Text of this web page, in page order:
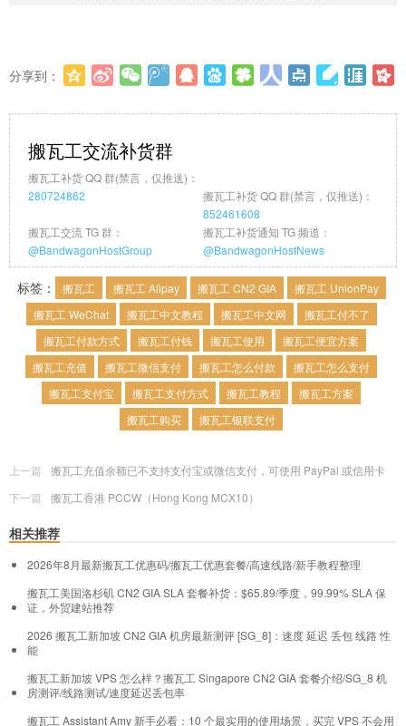
分享到：
搬瓦工交流补货群
搬瓦工补货 QQ 群(禁言，仅推送)：
280724862
搬瓦工补货 QQ 群(禁言，仅推送)：
852461608
搬瓦工交流 TG 群：
@BandwagonHostGroup
搬瓦工补货通知 TG 频道：
@BandwagonHostNews
标签： 搬瓦工 搬瓦工 Alipay 搬瓦工 CN2 GIA
搬瓦工 UnionPay
搬瓦工 WeChat
搬瓦工中文教程 搬瓦工中文网
搬瓦工付不了
搬瓦工付款方式
搬瓦工付钱 搬瓦工使用
搬瓦工便宜方案
搬瓦工充值
搬瓦工微信支付 搬瓦工怎么付款
搬瓦工怎么支付
搬瓦工支付宝
搬瓦工支付方式 搬瓦工教程
搬瓦工方案
搬瓦工购买
搬瓦工银联支付
上一篇
搬瓦工充值余额已不支持支付宝或微信支付，可使用 PayPal 或信用卡
下一篇
搬瓦工香港 PCCW（Hong Kong MCX10）
相关推荐
2026年8月最新搬瓦工优惠码/搬瓦工优惠套餐/高速线路/新手教程整理
搬瓦工美国洛杉矶 CN2 GIA SLA 套餐补货：$65.89/季度，99.99% SLA 保
证，外贸建站推荐
2026 搬瓦工新加坡 CN2 GIA 机房最新测评 [SG_8]：速度 延迟 丢包 线路 性
能
搬瓦工新加坡 VPS 怎么样？搬瓦工 Singapore CN2 GIA 套餐介绍/SG_8 机
房测评/线路测试/速度延迟丢包率
搬瓦工 Assistant Amy 新手必看：10 个最实用的使用场景，买完 VPS 不会用